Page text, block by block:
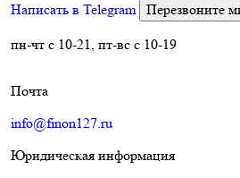
Написать в Telegram Перезвоните
пн-чт с 10-21, пт-вс с 10-19
Почта
info@finon127.ru
Юридическая информация